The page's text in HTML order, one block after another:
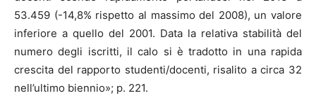
53.459 (-14,8% rispetto al massimo del 2008), un valore
inferiore a quello del 2001. Data la relativa stabilità del
numero degli iscritti, il calo si è tradotto in una rapida
crescita del rapporto studenti/docenti, risalito a circa 32
nell’ultimo biennio»; p. 221.